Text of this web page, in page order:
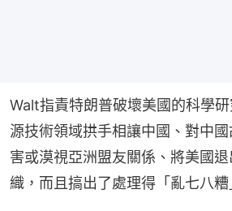
Walt指責特朗普破壞美國的科學
源技術領域拱手相讓中國、對中
害或漠視亞洲盟友關係、將美國
織，而且搞出了處理得「亂七八糟